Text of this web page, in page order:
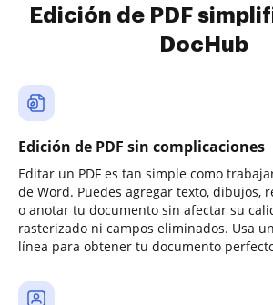
Edición de PDF
DocHub
Edición de PDF sin complicaciones
Editar un PDF es tan simple como
de Word. Puedes agregar texto, dibujos,
o anotar tu documento sin afectar su
rasterizado ni campos eliminados. Usa
línea para obtener tu documento